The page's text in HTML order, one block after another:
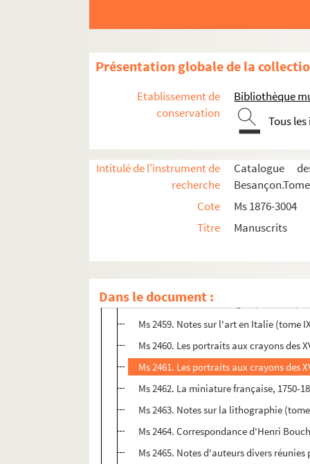
Présentation globale de la
Etablissement de
conservation
Bibliothèque
Tous
Intitulé de l'instrument de
recherche
Catalogue
Cote
Ms 1876-3004
Titre
Manuscrits
Dans le document :
Ms 2440. Gaston Coindre."Promenades
Ms 2443-2450. Edouard Grenier.
Ms 2451-2466. Papiers d'Henri Bouchot et
Ms 2451. Peinture, les Primitifs (tome
Ms 2452. Peinture, les Primitifs (tome
Ms 2453. Peinture, les Primitifs (tome
Ms 2456. Peinture, les Primitifs (tome
Ms 2457. Peinture, les Primitifs (tome
Ms 2458. Anne de Bretagne (tome VIII)
Ms 2459. Notes sur l'art en Italie (tome
Ms 2460. Les portraits aux crayons des
Ms 2461. Les portraits aux crayons des
Ms 2462. La miniature française, 1750-
Ms 2463. Notes sur la lithographie
Ms 2464. Correspondance d'Henri
Ms 2465. Notes d'auteurs divers